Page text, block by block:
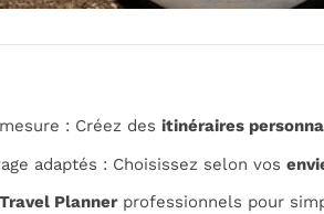
: Créez des itinéraires
adaptés : Choisissez selon vos
Travel Plannerprofessionnels pour